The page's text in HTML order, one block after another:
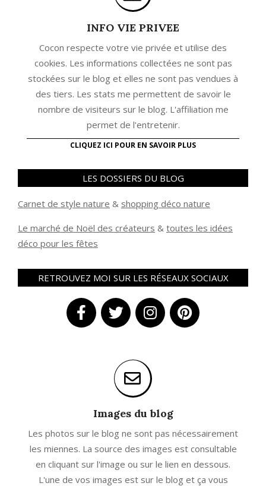
INFO VIE PRIVEE
Cocon respecte votre vie privée et utilise des
cookies. Les informations collectées ne sont pas
stockées sur le blog et elles ne sont pas vendues à
des tiers. Les stats me permettent de savoir le
nombre de visiteurs sur le blog. L'affiliation me
permet de l'entretenir.
CLIQUEZ ICI POUR EN SAVOIR PLUS
LES DOSSIERS DU BLOG
Carnet de style nature & shopping déco nature
Le marché de Noël des créateurs & toutes les idées
déco pour les fêtes
RETROUVEZ MOI SUR LES RÉSEAUX SOCIAUX
Images du blog
Les photos sur le blog ne sont pas nécessairement
les miennes. La source des images est consultable
en cliquant sur l'image ou sur le lien en dessous.
L'une de vos images est sur le blog et ça vous